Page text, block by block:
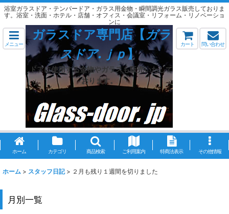
浴室ガラスドア・テンパードア・ガラス用金物・瞬間調光ガラス販売しておりま
す。浴室・洗面・ホテル・店舗・オフィス・会議室・リフォーム・リノベーショ
ンに
メニュー
ガラスドア専門店【ガラ
スドア.ｊｐ】
ドアに使用する金物やガラスも販売いたして
おります。
カート 問い合わせ
ホーム カテゴリ 商品検索 ご利用案内 特商法表示 その他情報
ホーム > スタッフ日記 > ２月も残り１週間を切りました
月別一覧